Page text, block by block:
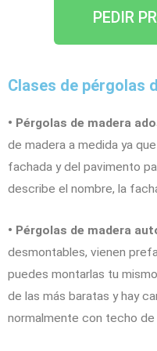
PEDIR
Clases de pérgolas
• Pérgolas de madera
de madera a medida ya
fachada y del pavimento
describe el nombre, la
• Pérgolas de madera
desmontables, vienen
puedes montarlas tu
de las más baratas y hay
normalmente con techo